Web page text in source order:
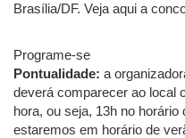
Brasília/DF. Veja aqui a
Programe-se
Pontualidade: a
deverá comparecer ao local
hora, ou seja, 13h no horário
estaremos em horário de